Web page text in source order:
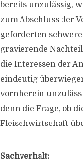
bereits unzulässig,
zum Abschluss der
geforderten
gravierende
die Interessen der
eindeutig
vornherein
denn die Frage, ob
Fleischwirtschaft
Sachverhalt: